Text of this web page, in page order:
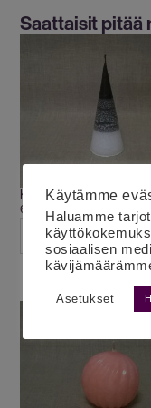
Saattaisit pitää
Kuurakynttilä musta S
6.00 € alv 25,5%
LISÄÄ OSTOSKORIIN
Käytämme
Haluamme
sosiaalisen
Asetukset